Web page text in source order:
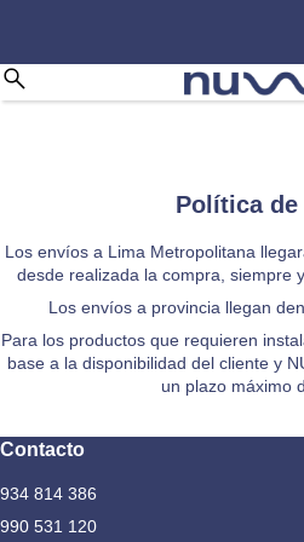
Política de
Los envíos a Lima Metropolitana
desde realizada la compra, siempre
Los envíos a provincia llegan
Para los productos que requieren
base a la disponibilidad del cliente y
un plazo máximo
Contacto
934 814 386
990 531 120